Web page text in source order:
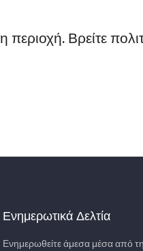
περιοχή. Βρείτε
Ενημερωτικά Δελτία
Ενημερωθείτε άμεσα μέσα από